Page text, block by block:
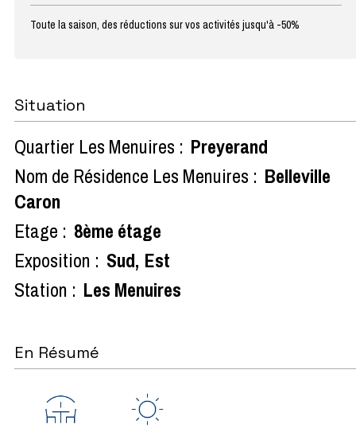
Toute la saison, des réductions sur vos activités jusqu'à -50%
Situation
Quartier Les Menuires : Preyerand
Nom de Résidence Les Menuires : Belleville
Caron
Etage : 8ème étage
Exposition : Sud Est
Station : Les Menuires
En Résumé